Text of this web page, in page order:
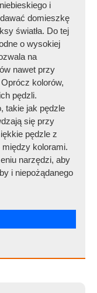
i
domieszkę
światła. Do tej
o wysokiej
na
nawet przy
kolorów,
pędzli.
takie jak pędzle
się przy
pędzle z
kolorami.
narzędzi, aby
i niepożądanego